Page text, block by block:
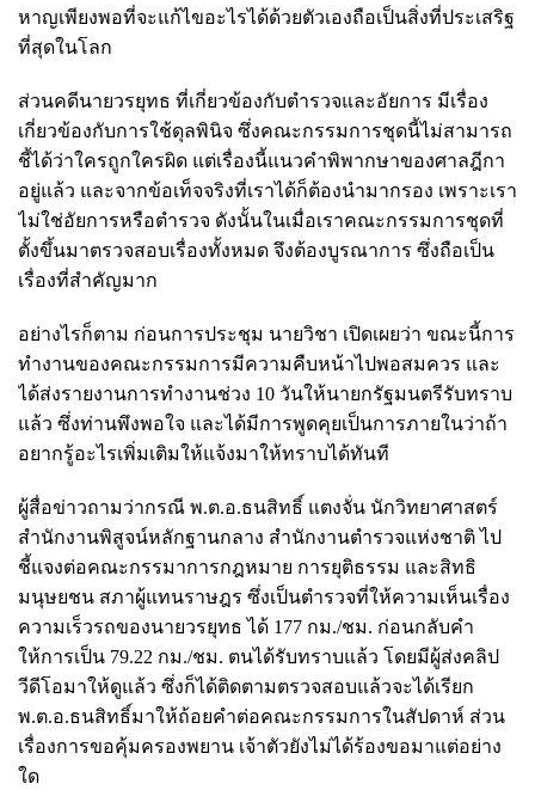
หาญเพียงพอที่จะแก้ไขอะไรได้ด้วยตัวเองถือเป็นสิ่งที่ประเสริฐ
ที่สุดในโลก
ส่วนคดีนายวรยุทธ ที่เกี่ยวข้องกับตำรวจและอัยการ มีเรื่อง
เกี่ยวข้องกับการใช้ดุลพินิจ ซึ่งคณะกรรมการชุดนี้ไม่สามารถ
ชี้ได้ว่าใครถูกใครผิด แต่เรื่องนี้แนวคำพิพากษาของศาลฎีกา
อยู่แล้ว และจากข้อเท็จจริงที่เราได้ก็ต้องนำมากรอง เพราะเรา
ไม่ใช่อัยการหรือตำรวจ ดังนั้นในเมื่อเราคณะกรรมการชุดที่
ตั้งขึ้นมาตรวจสอบเรื่องทั้งหมด จึงต้องบูรณาการ ซึ่งถือเป็น
เรื่องที่สำคัญมาก
อย่างไรก็ตาม ก่อนการประชุม นายวิชา เปิดเผยว่า ขณะนี้การ
ทำงานของคณะกรรมการมีความคืบหน้าไปพอสมควร และ
ได้ส่งรายงานการทำงานช่วง 10 วันให้นายกรัฐมนตรีรับทราบ
แล้ว ซึ่งท่านพึงพอใจ และได้มีการพูดคุยเป็นการภายในว่าถ้า
อยากรู้อะไรเพิ่มเติมให้แจ้งมาให้ทราบได้ทันที
ผู้สื่อข่าวถามว่ากรณี พ.ต.อ.ธนสิทธิ์ แตงจั่น นักวิทยาศาสตร์
สำนักงานพิสูจน์หลักฐานกลาง สำนักงานตำรวจแห่งชาติ ไป
ชี้แจงต่อคณะกรรมาการกฎหมาย การยุติธรรม และสิทธิ
มนุษยชน สภาผู้แทนราษฎร ซึ่งเป็นตำรวจที่ให้ความเห็นเรื่อง
ความเร็วรถของนายวรยุทธ ได้ 177 กม./ชม. ก่อนกลับคำ
ให้การเป็น 79.22 กม./ชม. ตนได้รับทราบแล้ว โดยมีผู้ส่งคลิป
วีดีโอมาให้ดูแล้ว ซึ่งก็ได้ติดตามตรวจสอบแล้วจะได้เรียก
พ.ต.อ.ธนสิทธิ์มาให้ถ้อยคำต่อคณะกรรมการในสัปดาห์ ส่วน
เรื่องการขอคุ้มครองพยาน เจ้าตัวยังไม่ได้ร้องขอมาแต่อย่าง
ใด